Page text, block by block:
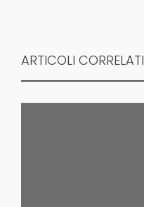
ARTICOLI CORRELATI